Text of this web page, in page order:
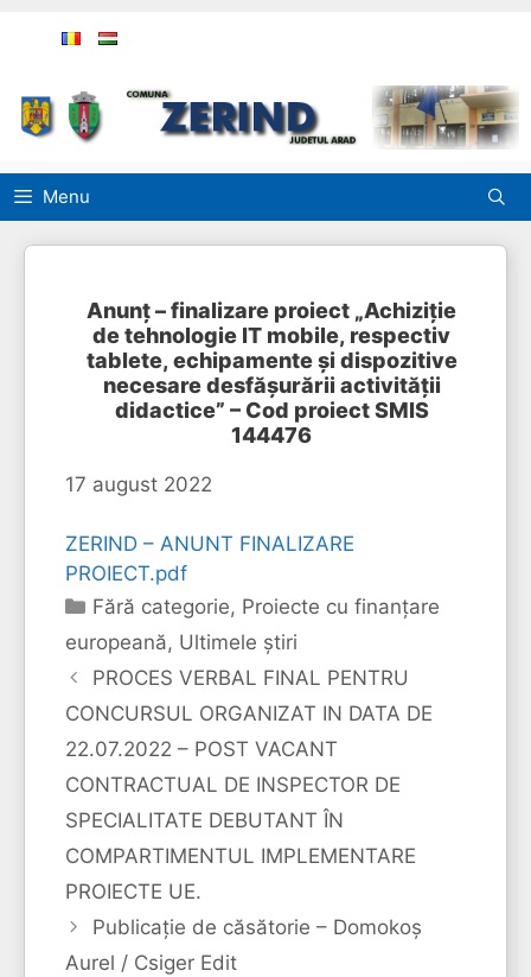
Menu
Anunț – finalizare proiect „Achiziție
de tehnologie IT mobile, respectiv
tablete, echipamente și dispozitive
necesare desfășurării activității
didactice” – Cod proiect SMIS
144476
17 august 2022
ZERIND – ANUNT FINALIZARE
PROIECT.pdf
Categorii
Fără categorie, Proiecte cu finanţare
europeană, Ultimele ştiri
PROCES VERBAL FINAL PENTRU
CONCURSUL ORGANIZAT IN DATA DE
22.07.2022 – POST VACANT
CONTRACTUAL DE INSPECTOR DE
SPECIALITATE DEBUTANT ÎN
COMPARTIMENTUL IMPLEMENTARE
PROIECTE UE.
Publicație de căsătorie – Domokoș
Aurel / Csiger Edit